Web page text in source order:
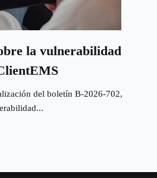
la vulnerabilidad
del boletín B-2026-702,